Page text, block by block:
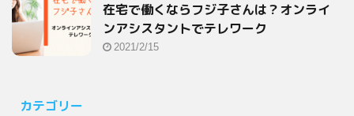
在宅で働くならフジ子さんは？オンライ
ンアシスタントでテレワーク
2021/2/15
カテゴリー